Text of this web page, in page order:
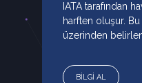
IATA tarafından
harften oluşur.
üzerinden
BİLGİ AL